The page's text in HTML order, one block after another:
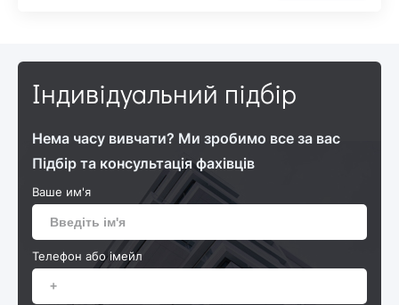
Індивідуальний підбір
Нема часу вивчати? Ми зробимо все за вас
Підбір та консультація фахівців
Ваше им'я
Телефон або імейл